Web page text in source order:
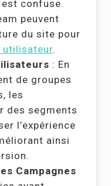
confuse.
peuvent
du site pour
utilisateur.
: En
de groupes
les
des segments
l’expérience
ainsi
Campagnes